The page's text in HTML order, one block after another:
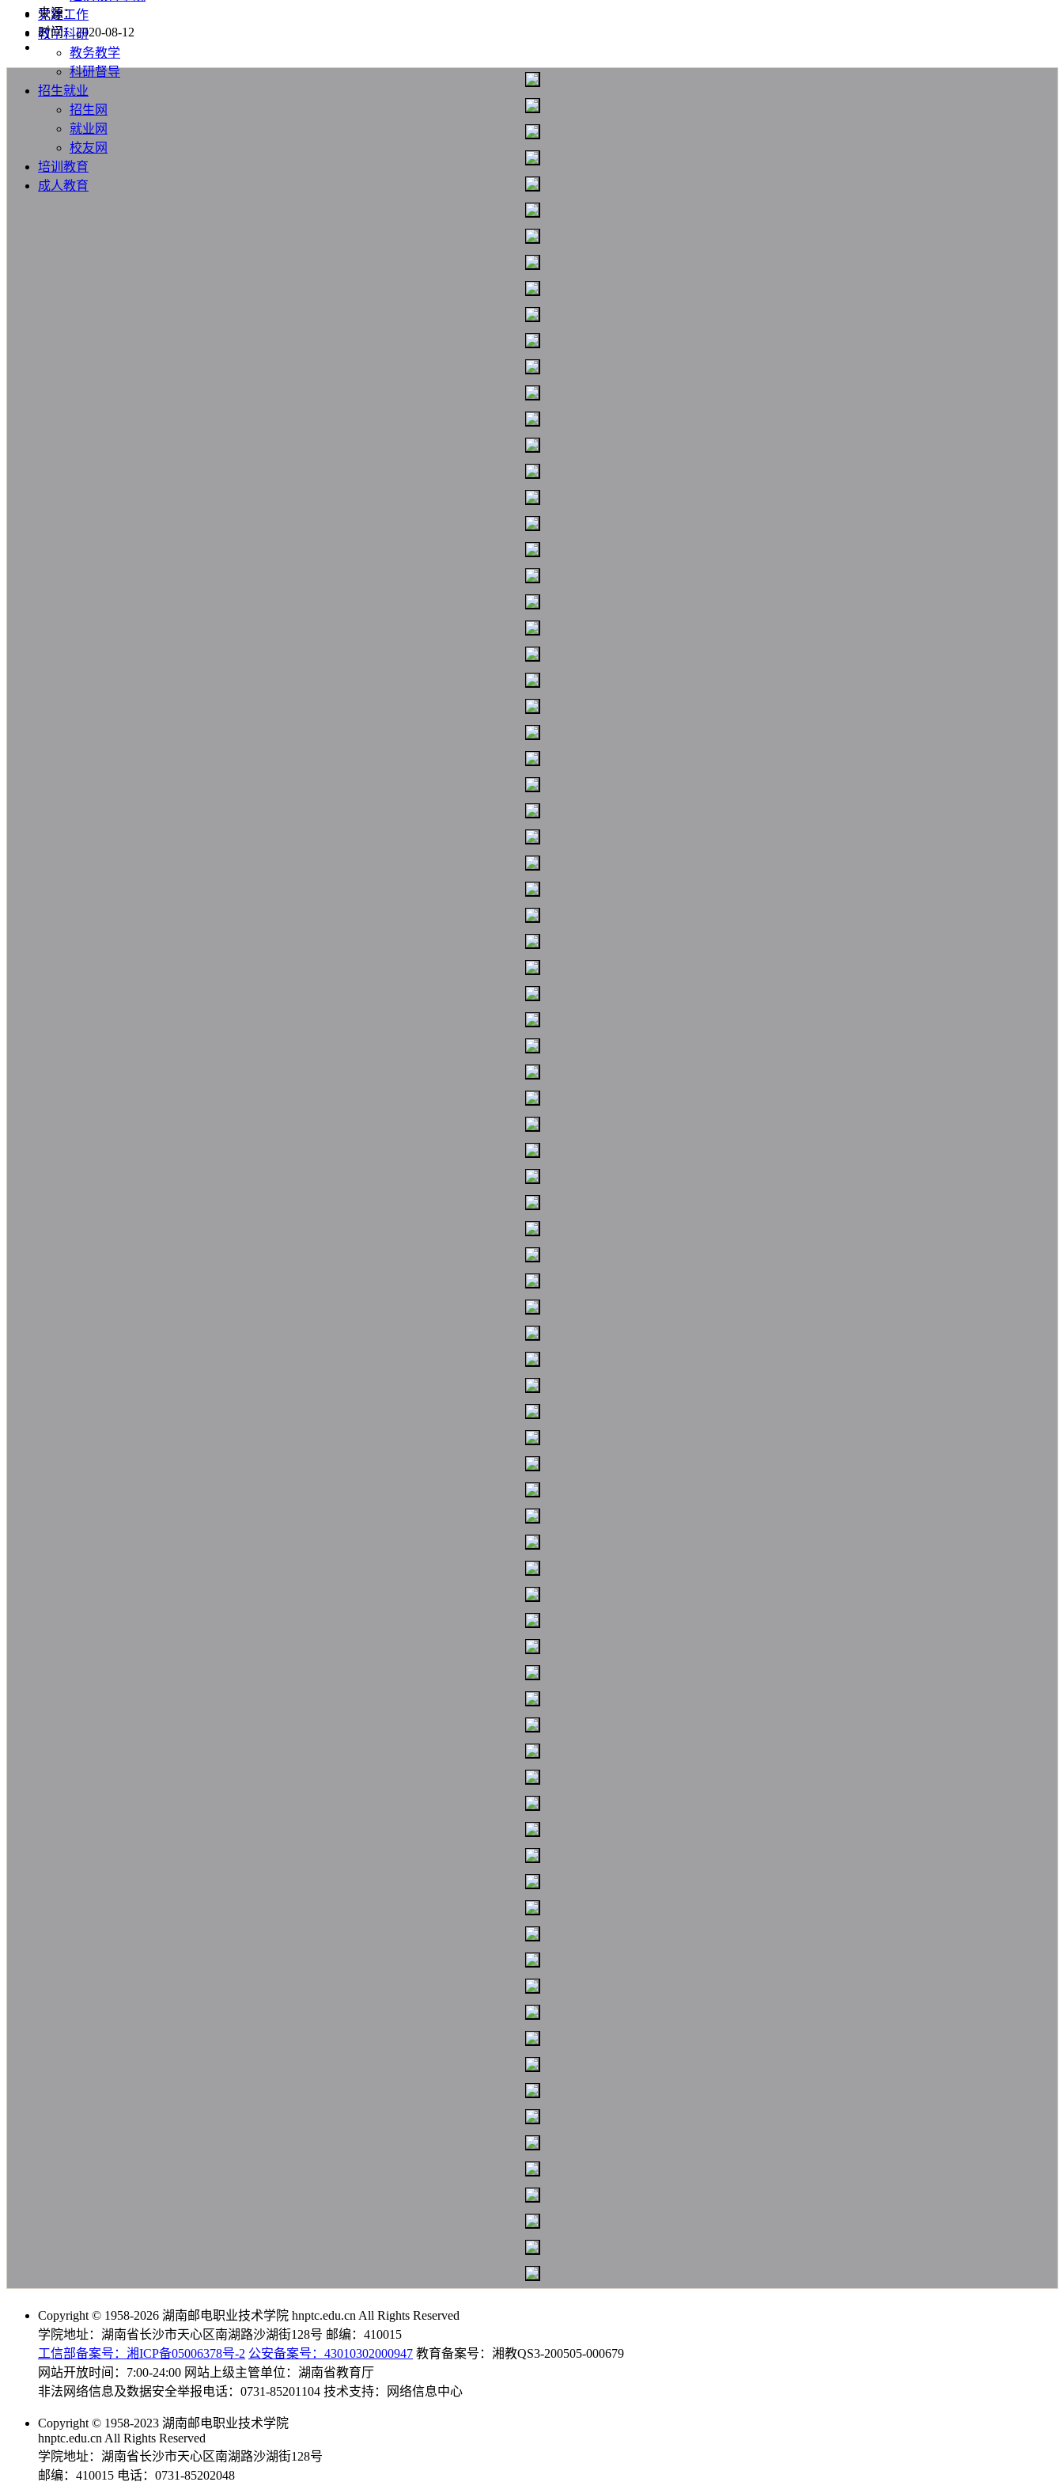
党建工作
教学科研
教务教学
科研督导
招生就业
招生网
就业网
校友网
培训教育
成人教育
来源：
时间：2020-08-12
Copyright © 1958-2026 湖南邮电职业技术学院 hnptc.edu.cn All Rights Reserved
学院地址：湖南省长沙市天心区南湖路沙湖街128号 邮编：410015
工信部备案号：湘ICP备05006378号-2 公安备案号：43010302000947 教育备案号：湘教QS3-200505-000679
网站开放时间：7:00-24:00 网站上级主管单位：湖南省教育厅
非法网络信息及数据安全举报电话：0731-85201104 技术支持：网络信息中心
Copyright © 1958-2023 湖南邮电职业技术学院
hnptc.edu.cn All Rights Reserved
学院地址：湖南省长沙市天心区南湖路沙湖街128号
邮编：410015 电话：0731-85202048